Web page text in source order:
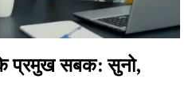
प्रमुख सबक: सुनो,